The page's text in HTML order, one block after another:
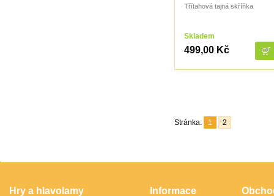
Třítahová tajná skříňka
Skladem
499,00 Kč
Stránka: 1 2
Hry a hlavolamy Informace